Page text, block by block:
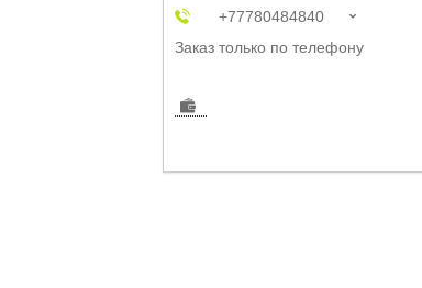
+77780484840
Заказ только по телефону